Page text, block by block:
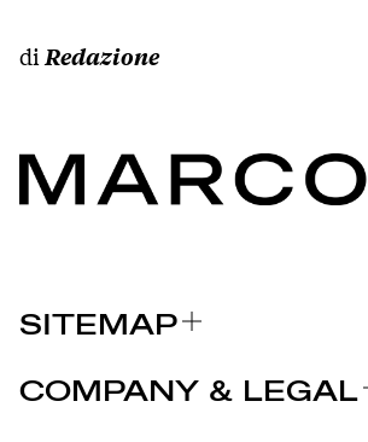
diRedazione
SITEMAP
BRAND
COMPANY & LEGAL